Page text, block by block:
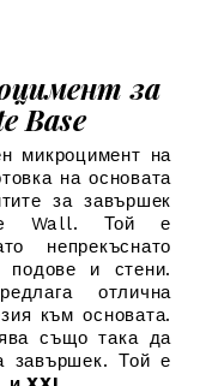
за
Base
микроцимент на
на основата
за завършек
Wall. Той е
непрекъснато
подове и стени.
отлична
към основата.
също така да
завършек.Той е